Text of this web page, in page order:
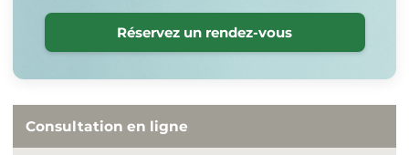
Réservez un rendez-vous
Consultation en ligne